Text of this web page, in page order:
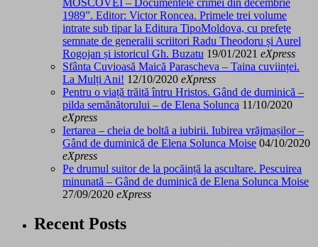
1989”. Editor: Victor Roncea. Primele trei volume
intrate sub tipar la Editura TipoMoldova, cu prefețe
semnate de generalii scriitori Radu Theodoru și Aurel
Rogojan și istoricul Gh. Buzatu 19/01/2021 eXpress
Sfânta Cuvioasă Maică Parascheva – Taina cuviinței.
La Mulți Ani! 12/10/2020 eXpress
Pentru o viață trăită întru Hristos. Gând de duminică –
pilda semănătorului – de Elena Solunca 11/10/2020
eXpress
Iertarea – cheia de boltă a iubirii. Iubirea vrăjmașilor –
Gând de duminică de Elena Solunca Moise 04/10/2020
eXpress
Pe drumul suitor de la pocăință la ascultare. Pescuirea
minunată – Gând de duminică de Elena Solunca Moise
27/09/2020 eXpress
Recent Posts